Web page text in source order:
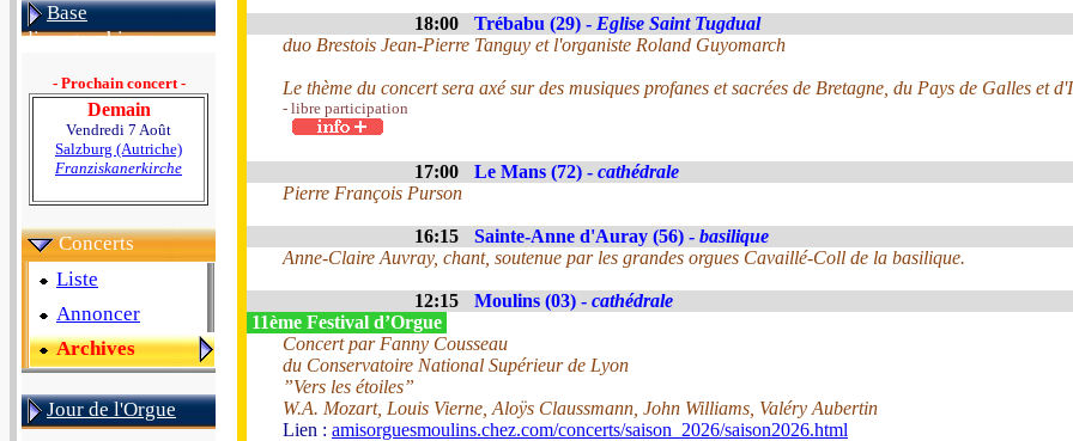
Base
discographique
- Prochain concert -
Demain
Vendredi 7 Août
Salzburg (Autriche)
Franziskanerkirche
Concerts
Liste
Annoncer
Archives
Jour de l'Orgue
18:00 Trébabu (29) - Eglise Saint Tugdual
duo Brestois Jean-Pierre Tanguy et l'organiste Roland Guyomarch
Le thème du concert sera axé sur des musiques profanes et sacrées de Bretagne, du Pays de Galles et
- libre participation
17:00 Le Mans (72) - cathédrale
Pierre François Purson
16:15 Sainte-Anne d'Auray (56) - basilique
Anne-Claire Auvray, chant, soutenue par les grandes orgues Cavaillé-Coll de la basilique.
12:15 Moulins (03) - cathédrale
11ème Festival d’Orgue
Concert par Fanny Cousseau
du Conservatoire National Supérieur de Lyon
”Vers les étoiles”
W.A. Mozart, Louis Vierne, Aloÿs Claussmann, John Williams, Valéry Aubertin
Lien : amisorguesmoulins.chez.com/concerts/saison_2026/saison2026.html